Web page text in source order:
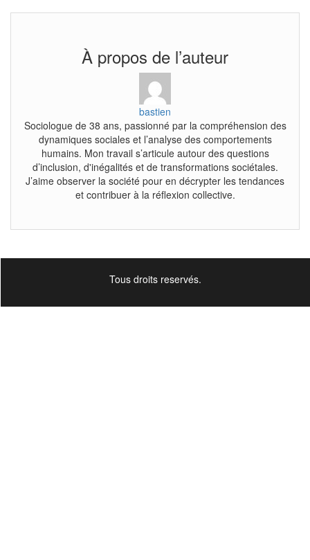
À propos de l’auteur
bastien
Sociologue de 38 ans, passionné par la compréhension des
dynamiques sociales et l’analyse des comportements
humains. Mon travail s’articule autour des questions
d’inclusion, d'inégalités et de transformations sociétales.
J’aime observer la société pour en décrypter les tendances
et contribuer à la réflexion collective.
Tous droits reservés.